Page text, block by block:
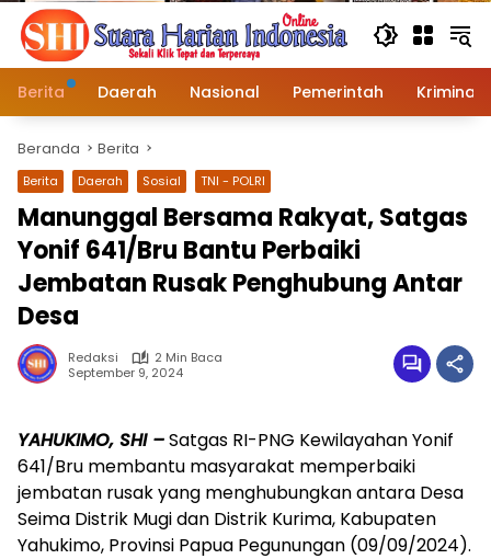
Berita Daerah Nasional Pemerintah Kriminal
Beranda Berita
Berita Daerah Sosial TNI - POLRI
Manunggal Bersama Rakyat, Satgas
Yonif 641/Bru Bantu Perbaiki
Jembatan Rusak Penghubung Antar
Desa
Redaksi
2 Min Baca
September 9, 2024
YAHUKIMO, SHI –Satgas RI-PNG Kewilayahan Yonif
641/Bru membantu masyarakat memperbaiki
jembatan rusak yang menghubungkan antara Desa
Seima Distrik Mugi dan Distrik Kurima, Kabupaten
Yahukimo, Provinsi Papua Pegunungan (09/09/2024).